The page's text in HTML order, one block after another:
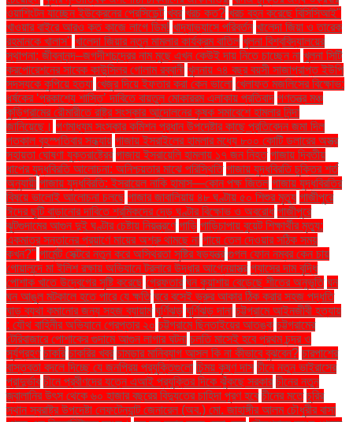
ওয়াশিংটন যাচ্ছেন ইউক্রেনের প্রেসিডেন্ট খবর খরচ কত? খরচ বহন করেছে বিসিসিআই"
খাওয়ার বাইরে আরও কত কাজে লাগে ডিম! খাদ্যাভ্যাসে পরিবর্তন খালেদা জিয়া ও তারেক
রহমানকে খালাস'' খালেদা জিয়ার নতুন মামলার কার্যক্রম বাতিল খুলনা বিশ্ববিদ্যালয়ের
স্থাপনা: জীবনানন্দ–জগদীশচন্দ্রের নাম মুছে এখন কেউই দায় নিতে চাচ্ছেন না খুলনা সিটি
করপোরেশনের সাবেক কাউন্সিলর গোলাম রব্বানী খুলনায় ৭৪ বছর বয়সী সাজাপ্রাপ্ত ইউপি
সদস্যকে কুপিয়ে হত্যা খেজুর দিয়ে ইফতার করা কেন ভালো খেলাফত মজলিসের বিক্ষোভ:
ধর্ষকের ‘প্রকাশ্যে শাস্তি’ দাবিতে বায়তুল মোকাররম এলাকায় প্রতিবাদ গণতন্ত্র মঞ্চ
কুড়িগ্রামের রৌমারীতে রাষ্ট্র সংস্কার আন্দোলনের কৃষক সমাবেশে হামলার নিন্দা
জানিয়েছে। গণমাধ্যম সংস্কার কমিশন প্রধান উপদেষ্টার কাছে প্রতিবেদন জমা দিল
গতকাল বৃহস্পতিবার সন্ধ্যায় গাজায় ইসরাইলের হামলার মধ্যে ৮০০ কোটি ডলারের অস্ত্র
সহায়তা ঘোষণা যুক্তরাষ্ট্রের গাজায় ইসরায়েলি হামলায় ১৭ জন নিহত গাজায় দ্বিতীয়
ধাপের যুদ্ধবিরতি আলোচনা: অনিশ্চয়তার মাঝে পরিস্থিতি গাজায় যুদ্ধবিরতি চুক্তির শর্ত
অনুযায়ী গাজায় যুদ্ধবিরতি: ইসরায়েল নাকি হামাস—কোন পক্ষ জিতল গাজায় যুদ্ধবিরতির
বিষয়ে ভালোই আলোচনা চলছে গাজার জাবালিয়ায় ৪৮ ঘণ্টায় ৫০ শিশুর মৃত্যু গাজীপুরে
ঈদের ছুটি বাড়ানোর দাবিতে শ্রমিকদের দেড় ঘণ্টার বিক্ষোভ ও অবরোধ গাজীপুরে
ঝুটগুদামের আগুন দুই ঘণ্টার চেষ্টায় নিয়ন্ত্রণে গাড়ি গাড়িচাপায় বুয়েট শিক্ষার্থীর মৃত্যু:
একমাত্র সন্তানের প্রয়াণে মায়ের অশ্রু থামছে না গায়ে তেল দেওয়ার সঠিক সময়
কখন?" গার্মেন্ট সেক্টরে নতুন করে অস্থিরতা সৃষ্টির ষড়যন্ত্র গুগল ফোন নম্বর কেন চায়
গোয়ালন্দে মা ইলিশ রক্ষায় অভিযানে ট্রলারে উদ্ধার আগ্নেয়াস্ত্র গ্যাসের দাম বৃদ্ধি
পোশাক খাতে উদ্বেগের সৃষ্টি করেছে গ্রেফতার ঘন কুয়াশায় বেড়েছে শীতের অনুভূতি ঘন
ঘন আঙুল মটকালে হতে পারে যে ক্ষতি ঘরে বসেই ভ্রুর আকার ঠিক করার সহজ পদ্ধতি
ঘাড় ব্যথা কমানোর জন্য সহজ ব্যায়াম ঘূর্ণিঝড় ঘূর্ণিঝড় দানা চট্টগ্রামে আইনজীবী হত্যায়
: যৌথ বাহিনীর অভিযানে গ্রেপ্তার ২০ চট্টগ্রামে ছিনতাইয়ের আতঙ্ক চট্টগ্রামের
টেরিবাজারে পোশাকের গুদামে আগুন লাগার ঘটনা চলতি মাসেই হবে প্রথম চন্দ্র ও
সূর্যগ্রহণ চাকরি চাকরির খবর চামড়ার মানিব্যাগ আসল কি না কীভাবে বুঝবেন? চারপাশের
বাস্তবতা বদলে দিচ্ছে যে জনপ্রিয় প্রযুক্তিগুলো চিন্ময় কৃষ্ণ দাস চীনে নতুন ভাইরাসের
প্রাদুর্ভাব চীনে প্রবীণদের যত্নে এআই প্রযুক্তির দিকে ঝুঁকছে সরকার চীনের নতুন
জ্বালানির উৎস থেকে ৬০ হাজার বছরের বিদ্যুতের চাহিদা পূরণ হবে চীনের মতে চুরির
স্থান স্বরাষ্ট্র উপদেষ্টা লেফটেন্যান্ট জেনারেল (অব.) মো. জাহাঙ্গীর আলম চৌধুরীর বাসা